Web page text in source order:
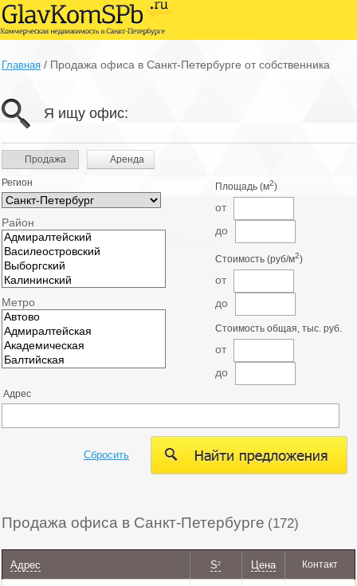
Главная / Продажа офиса в Санкт-Петербурге от собственника
Я ищу офис:
Продажа Аренда
Регион
Район
Метро
Площадь (м2)
от
до
Стоимость (руб/м2)
от
до
Стоимость общая, тыс. руб.
от
до
Адрес
Сбросить
Продажа офиса в Санкт-Петербурге (172)
Адрес S2 Цена Контакт